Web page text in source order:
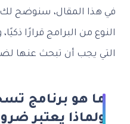
في هذا المقال، سنوضح لك
النوع من البرامج قرارًا
التي يجب أن تبحث عنها
ما هو برنامج
ولماذا يعتبر